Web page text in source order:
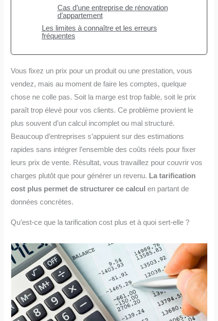
Cas d’une entreprise de rénovation
d’appartement
Les limites à connaître et les erreurs
fréquentes
Vous fixez un prix pour un produit ou une prestation, vous
vendez, mais au moment de faire les comptes, quelque
chose ne colle pas. Soit la marge est trop faible, soit le prix
paraît trop élevé pour vos clients. Ce problème provient le
plus souvent d’un calcul incomplet ou mal structuré.
Beaucoup d’entreprises s’appuient sur des estimations
rapides sans intégrer l’ensemble des coûts réels pour fixer
leurs prix de vente. Résultat, vous travaillez pour couvrir vos
charges plutôt que pour générer un revenu. La tarification
cost plus permet de structurer ce calcul en partant de
données concrètes.
Qu’est-ce que la tarification cost plus et à quoi sert-elle ?